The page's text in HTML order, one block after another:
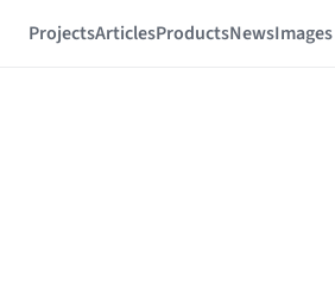
ProjectsArticlesProductsNewsImages